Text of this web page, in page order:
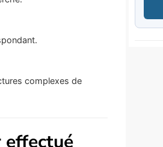
complexes de